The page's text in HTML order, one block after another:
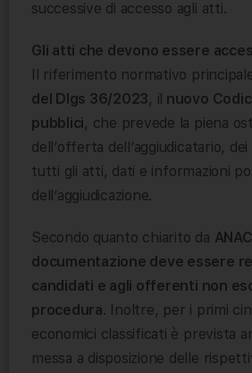
successive di accesso agli atti.
Gli atti che devono essere
Il riferimento normativo
del Dlgs 36/2023, il nuovo
pubblici, che prevede la piena
dell’offerta dell’aggiudicatario,
tutti gli atti, dati e informazioni
dell’aggiudicazione.
Secondo quanto chiarito da ANAC
documentazione deve essere
candidati e agli offerenti non
procedura. Inoltre, per i primi
economici classificati è prevista
messa a disposizione delle